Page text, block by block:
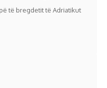
të bregdetit të Adriatikut